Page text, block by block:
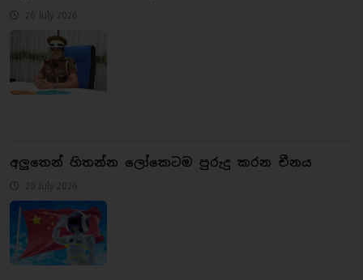
26 July 2026
අලුතෙන් හිතන්න ලෝකෙටම පුරුදු කරන චීනය
20 July 2026